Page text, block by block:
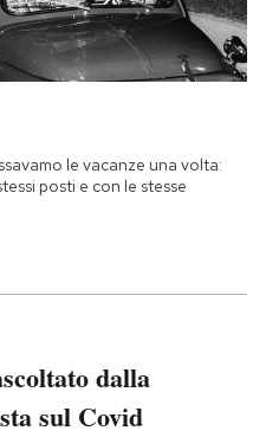
le vacanze una volta:
posti e con le stesse
dalla
sul Covid